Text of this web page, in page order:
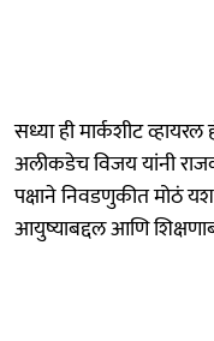
सध्या ही मार्कशीट
अलीकडेच विजय यांनी
पक्षाने निवडणुकीत मोठं
आयुष्याबद्दल आणि